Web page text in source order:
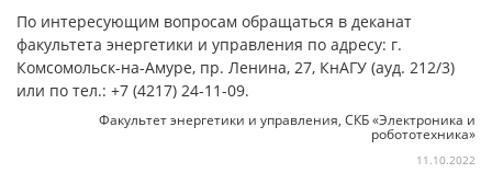
По интересующим вопросам обращаться в деканат
факультета энергетики и управления по адресу: г.
Комсомольск-на-Амуре, пр. Ленина, 27, КнАГУ (ауд. 212/3)
или по тел.: +7 (4217) 24-11-09.
Факультет энергетики и управления, СКБ «Электроника и
робототехника»
11.10.2022